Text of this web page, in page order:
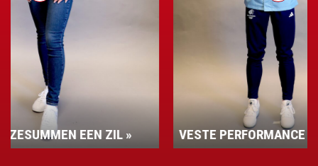
» VESTE PERFORMANCE T-